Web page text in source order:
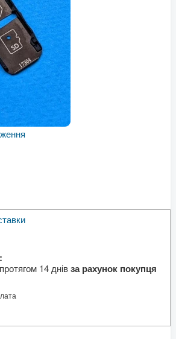
14 днівза рахунок покупця